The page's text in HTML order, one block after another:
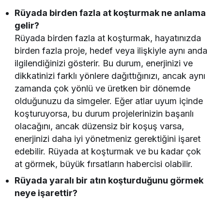
Rüyada birden fazla at koşturmak ne anlama
gelir?
Rüyada birden fazla at koşturmak, hayatınızda
birden fazla proje, hedef veya ilişkiyle aynı anda
ilgilendiğinizi gösterir. Bu durum, enerjinizi ve
dikkatinizi farklı yönlere dağıttığınızı, ancak aynı
zamanda çok yönlü ve üretken bir dönemde
olduğunuzu da simgeler. Eğer atlar uyum içinde
koşturuyorsa, bu durum projelerinizin başarılı
olacağını, ancak düzensiz bir koşuş varsa,
enerjinizi daha iyi yönetmeniz gerektiğini işaret
edebilir. Rüyada at koşturmak ve bu kadar çok
at görmek, büyük fırsatların habercisi olabilir.
Rüyada yaralı bir atın koşturduğunu görmek
neye işarettir?